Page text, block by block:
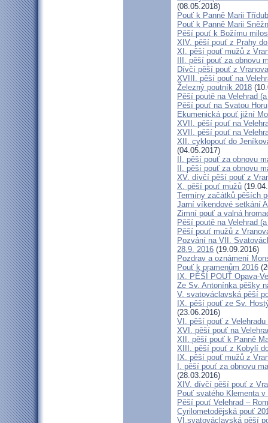
(08.05.2018)
Pouť k Panně Marii
Pouť k Panně Marii
Pěší pouť k Božímu
XIV. pěší pouť z Prahy
XI. pěší pouť mužů z
III. pěší pouť za obnovu
Dívčí pěší pouť z
XVIII. pěší pouť na
Železný poutník 2018
Pěší poutě na Velehrad
Pěší pouť na Svatou Horu
Ekumenická pouť jižní
XVII. pěší pouť na
XVII. pěší pouť na
XII. cyklopouť do
(04.05.2017)
II. pěší pouť za obnovu
II. pěší pouť za obnovu
XV. dívčí pěší pouť z
X. pěší pouť mužů
Termíny začátků pěších
Jarní víkendové setkání
Zimní pouť a valná
Pěší poutě na Velehrad
Pěší pouť mužů z
Pozvání na VII.
28.9. 2016 (19.09.2016)
Pozdrav a oznámení
Pouť k pramenům 2016
IX. PĚŠÍ POUŤ Opava-
Ze Sv. Antonínka pěšky
V. svatováclavská pěší
IX. pěší pouť ze Sv.
(23.06.2016)
VI. pěší pouť z
XVI. pěší pouť na
XII. pěší pouť k Panně
XIII. pěší pouť z Kobylí
IX. pěší pouť mužů z
I. pěší pouť za obnovu
(28.03.2016)
XIV. dívčí pěší pouť z
Pouť svatého Klementa
Pěší pouť Velehrad –
Cyrilometodějská pouť
VI.svatováclavská pěší